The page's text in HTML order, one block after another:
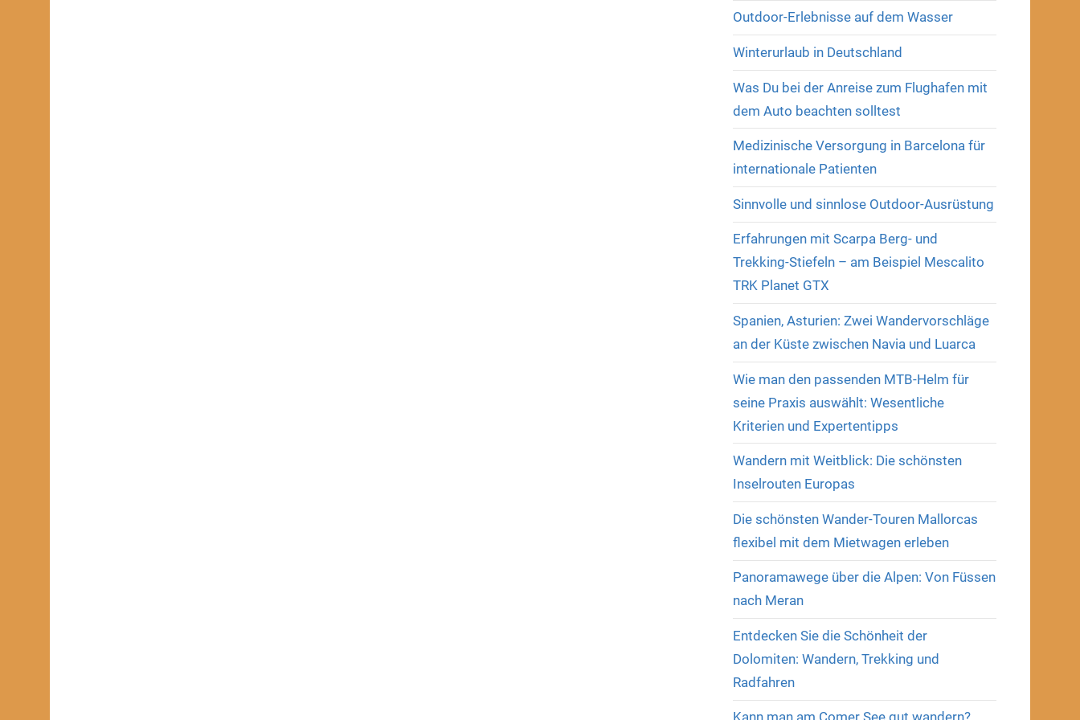
Outdoor-Erlebnisse auf dem Wasser
Winterurlaub in Deutschland
Was Du bei der Anreise zum Flughafen mit
dem Auto beachten solltest
Medizinische Versorgung in Barcelona für
internationale Patienten
Sinnvolle und sinnlose Outdoor-Ausrüstung
Erfahrungen mit Scarpa Berg- und
Trekking-Stiefeln – am Beispiel Mescalito
TRK Planet GTX
Spanien, Asturien: Zwei Wandervorschläge
an der Küste zwischen Navia und Luarca
Wie man den passenden MTB-Helm für
seine Praxis auswählt: Wesentliche
Kriterien und Expertentipps
Wandern mit Weitblick: Die schönsten
Inselrouten Europas
Die schönsten Wander-Touren Mallorcas
flexibel mit dem Mietwagen erleben
Panoramawege über die Alpen: Von Füssen
nach Meran
Entdecken Sie die Schönheit der
Dolomiten: Wandern, Trekking und
Radfahren